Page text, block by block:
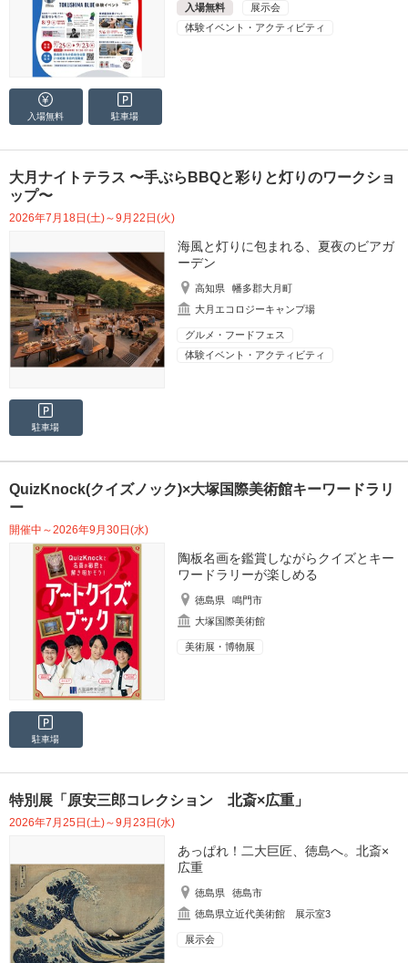
入場無料
展示会
体験イベント・アクティビティ
入場無料 駐車場
大月ナイトテラス 〜手ぶらBBQと彩りと灯りのワークショ
ップ〜
2026年7月18日(土)～9月22日(火)
海風と灯りに包まれる、夏夜のビアガ
ーデン
高知県
幡多郡大月町
大月エコロジーキャンプ場
グルメ・フードフェス
体験イベント・アクティビティ
駐車場
QuizKnock(クイズノック)×大塚国際美術館キーワードラリ
ー
開催中～2026年9月30日(水)
陶板名画を鑑賞しながらクイズとキー
ワードラリーが楽しめる
徳島県
鳴門市
大塚国際美術館
美術展・博物展
駐車場
特別展「原安三郎コレクション 北斎×広重」
2026年7月25日(土)～9月23日(水)
あっぱれ！二大巨匠、徳島へ。北斎×
広重
徳島県
徳島市
徳島県立近代美術館 展示室3
展示会